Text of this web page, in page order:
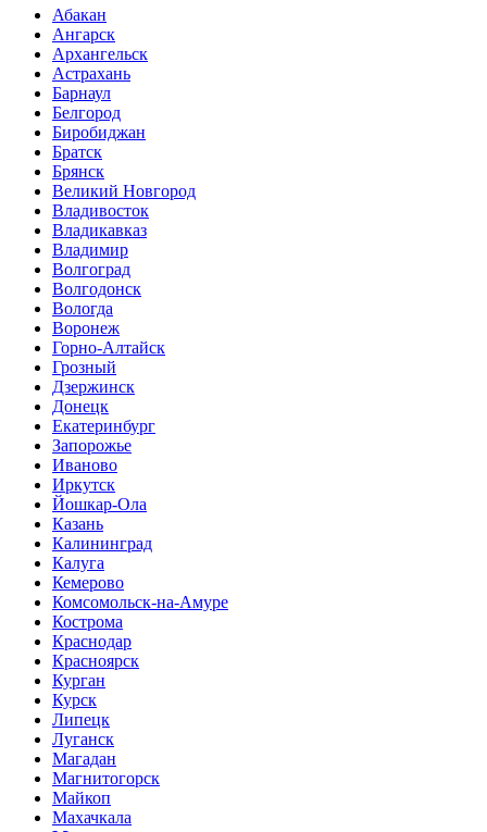
Абакан
Ангарск
Архангельск
Астрахань
Барнаул
Белгород
Биробиджан
Братск
Брянск
Великий Новгород
Владивосток
Владикавказ
Владимир
Волгоград
Волгодонск
Вологда
Воронеж
Горно-Алтайск
Грозный
Дзержинск
Донецк
Екатеринбург
Запорожье
Иваново
Иркутск
Йошкар-Ола
Казань
Калининград
Калуга
Кемерово
Комсомольск-на-Амуре
Кострома
Краснодар
Красноярск
Курган
Курск
Липецк
Луганск
Магадан
Магнитогорск
Майкоп
Махачкала